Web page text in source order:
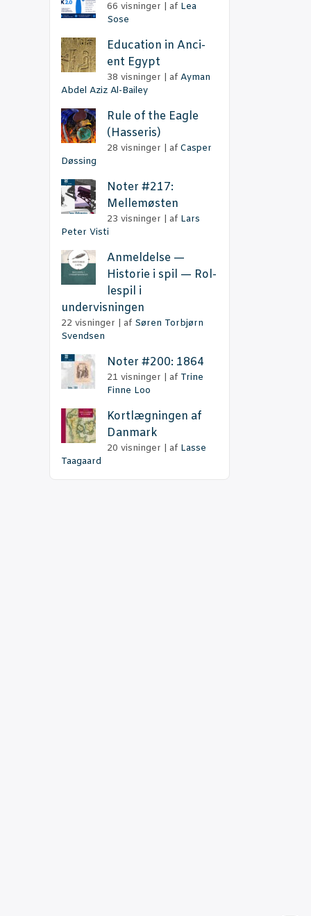
66 visninger af Lea
Sose
Educa­tion in Anci­
ent Egypt
38 visninger af Ayman
Abdel Aziz Al-Bailey
Rule of the Eag­le
(Has­se­ris)
28 visninger af Casper
Døssing
Noter #217:
Mellemøsten
23 visninger af Lars
Peter Visti
Anmel­del­se —
Histo­rie i spil — Rol­
le­spil i
undervisningen
22 visninger af Søren Torbjørn
Svendsen
Noter #200: 1864
21 visninger af Trine
Finne Loo
Kort­læg­nin­gen af
Danmark
20 visninger af Lasse
Taagaard